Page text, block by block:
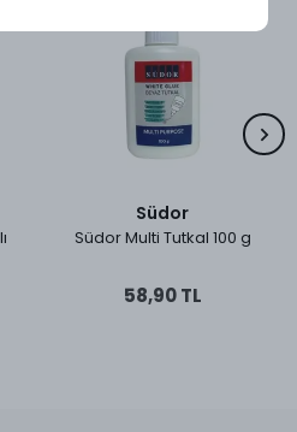
Südor
Südor Multi Tutkal 100 g
58,90 TL